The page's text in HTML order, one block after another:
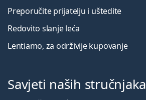
Preporučite prijatelju i uštedite
Redovito slanje leća
Lentiamo, za održivije kupovanje
Savjeti naših stručnjaka